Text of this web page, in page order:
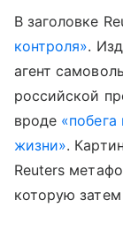
В заголовке
контроля».
агент
российской
вроде
жизни».
Reuters
которую